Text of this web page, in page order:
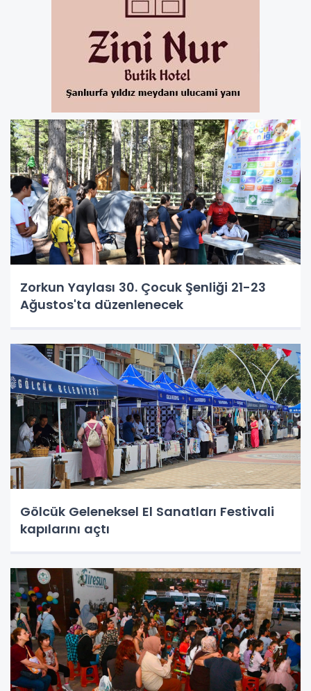
Zorkun Yaylası 30. Çocuk Şenliği 21-23
Ağustos'ta düzenlenecek
Gölcük Geleneksel El Sanatları Festivali
kapılarını açtı